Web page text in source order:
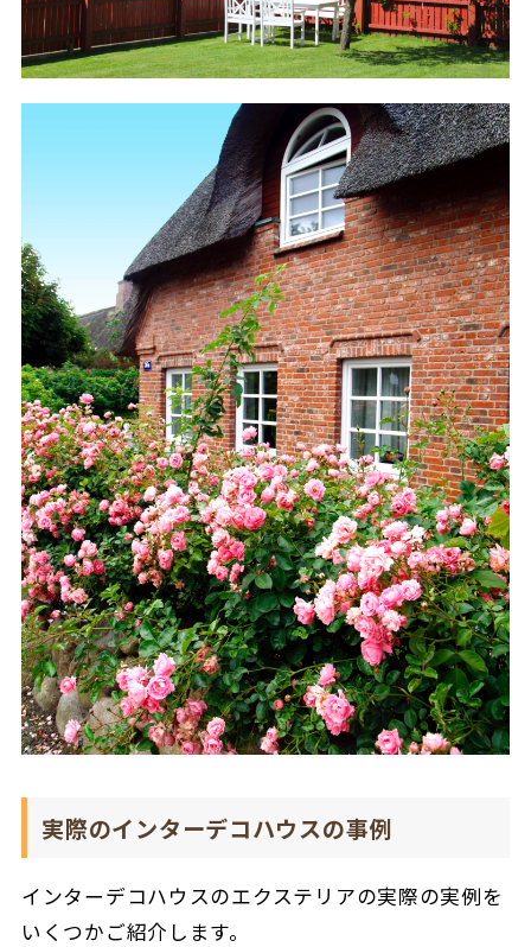
実際のインターデコハウスの事例
インターデコハウスのエクステリアの実際の実例を
いくつかご紹介します。